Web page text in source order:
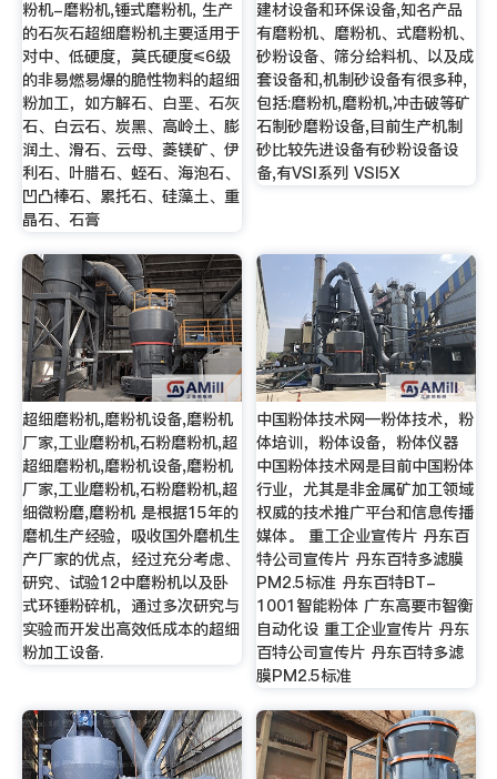
粉机-磨粉机,锤式磨粉机, 生产
的石灰石超细磨粉机主要适用于
对中、低硬度，莫氏硬度≤6级
的非易燃易爆的脆性物料的超细
粉加工，如方解石、白垩、石灰
石、白云石、炭黑、高岭土、膨
润土、滑石、云母、菱镁矿、伊
利石、叶腊石、蛭石、海泡石、
凹凸棒石、累托石、硅藻土、重
晶石、石膏
建材设备和环保设备,知名产品
有磨粉机、磨粉机、式磨粉机、
砂粉设备、筛分给料机、以及成
套设备和,机制砂设备有很多种,
包括:磨粉机,磨粉机,冲击破等矿
石制砂磨粉设备,目前生产机制
砂比较先进设备有砂粉设备设
备,有VSI系列 VSI5X
超细磨粉机,磨粉机设备,磨粉机
厂家,工业磨粉机,石粉磨粉机,超
超细磨粉机,磨粉机设备,磨粉机
厂家,工业磨粉机,石粉磨粉机,超
细微粉磨,磨粉机 是根据15年的
磨机生产经验，吸收国外磨机生
产厂家的优点，经过充分考虑、
研究、试验12中磨粉机以及卧
式环锤粉碎机，通过多次研究与
实验而开发出高效低成本的超细
粉加工设备.
中国粉体技术网—粉体技术，粉
体培训，粉体设备，粉体仪器
中国粉体技术网是目前中国粉体
行业，尤其是非金属矿加工领域
权威的技术推广平台和信息传播
媒体。 重工企业宣传片 丹东百
特公司宣传片 丹东百特多滤膜
PM2.5标准 丹东百特BT-
1001智能粉体 广东高要市智衡
自动化设 重工企业宣传片 丹东
百特公司宣传片 丹东百特多滤
膜PM2.5标准